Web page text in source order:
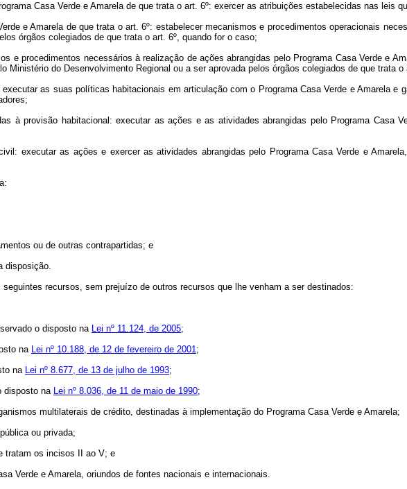
Casa Verde e Amarela de que trata o art. 6º: exercer as atribuições estabelecidas nas leis
e Amarela de que trata o art. 6º: estabelecer mecanismos e procedimentos operacionais
órgãos colegiados de que trata o art. 6º, quando for o caso;
e procedimentos necessários à realização de ações abrangidas pelo Programa Casa Verde e
Ministério do Desenvolvimento Regional ou a ser aprovada pelos órgãos colegiados de que trata
as suas políticas habitacionais em articulação com o Programa Casa Verde e Amarela e
à provisão habitacional: executar as ações e as atividades abrangidas pelo Programa Casa
executar as ações e exercer as atividades abrangidas pelo Programa Casa Verde e
ou de outras contrapartidas; e
disposição.
recursos, sem prejuízo de outros recursos que lhe venham a ser destinados:
o disposto na Lei nº 11.124, de 2005;
na Lei nº 10.188, de 12 de fevereiro de 2001;
na Lei nº 8.677, de 13 de julho de 1993;
disposto na Lei nº 8.036, de 11 de maio de 1990;
multilaterais de crédito, destinadas à implementação do Programa Casa Verde e Amarela;
ou privada;
tratam os incisos II ao V; e
Verde e Amarela, oriundos de fontes nacionais e internacionais.